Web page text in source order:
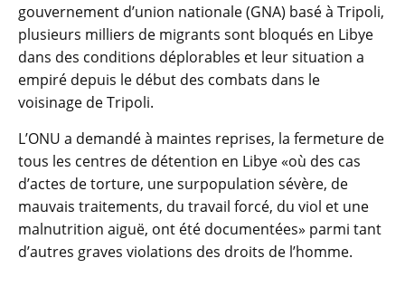
gouvernement d’union nationale (GNA) basé à Tripoli,
plusieurs milliers de migrants sont bloqués en Libye
dans des conditions déplorables et leur situation a
empiré depuis le début des combats dans le
voisinage de Tripoli.
L’ONU a demandé à maintes reprises, la fermeture de
tous les centres de détention en Libye «où des cas
d’actes de torture, une surpopulation sévère, de
mauvais traitements, du travail forcé, du viol et une
malnutrition aiguë, ont été documentées» parmi tant
d’autres graves violations des droits de l’homme.